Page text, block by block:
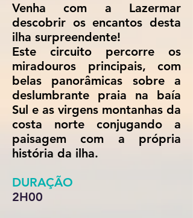
Venha com a Lazermar
descobrir os encantos desta
ilha surpreendente!
Este circuito percorre os
miradouros principais, com
belas panorâmicas sobre a
deslumbrante praia na baía
Sul e as virgens montanhas da
costa norte conjugando a
paisagem com a própria
história da ilha.
DURAÇÃO
2H00